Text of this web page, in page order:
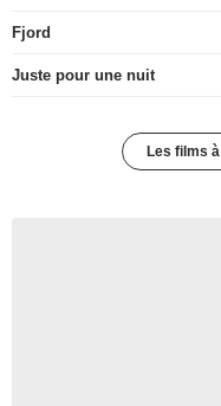
Fjord
Juste pour une nuit
Les films